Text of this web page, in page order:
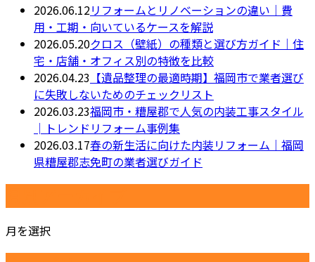
2026.06.12リフォームとリノベーションの違い｜費
用・工期・向いているケースを解説
2026.05.20クロス（壁紙）の種類と選び方ガイド｜住
宅・店舗・オフィス別の特徴を比較
2026.04.23 【遺品整理の最適時期】福岡市で業者選び
に失敗しないためのチェックリスト
2026.03.23福岡市・糟屋郡で人気の内装工事スタイル
│トレンドリフォーム事例集
2026.03.17春の新生活に向けた内装リフォーム｜福岡
県糟屋郡志免町の業者選びガイド
月を選択